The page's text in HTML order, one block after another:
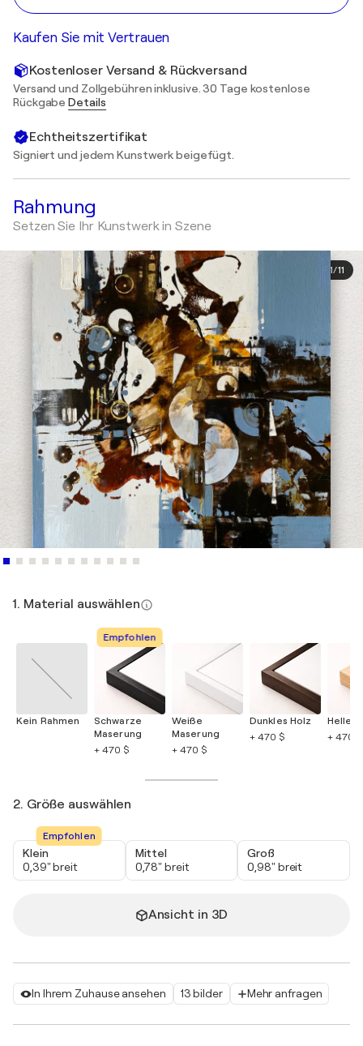
In Ihrem Zuhause ansehen 13 bilder Mehr anfragen
Kaufen Sie mit Vertrauen
Kostenloser Versand & Rückversand
Versand und Zollgebühren inklusive. 30 Tage kostenlose
RückgabeDetails
Echtheitszertifikat
Signiert und jedem Kunstwerk beigefügt.
Rahmung
Setzen Sie Ihr Kunstwerk in Szene
1/11
1. Material auswählen
Kein Rahmen
Empfohlen
Schwarze
Maserung
+ 470 $
Weiße
Maserung
+ 470 $
Dunkles Holz
+ 470 $
Helles
+ 470 $
2. Größe auswählen
Empfohlen
Klein
0,39" breit
Mittel
0,78" breit
Groß
0,98" breit
Ansicht in 3D